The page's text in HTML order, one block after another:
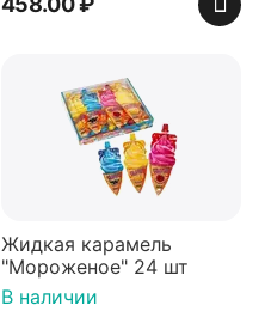
Жидкая карамель
"Мороженое" 24 шт
В наличии